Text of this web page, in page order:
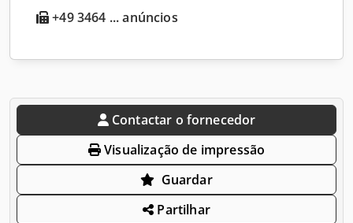
+49 3464 ... anúncios
Contactar o fornecedor
Visualização de impressão
Guardar
Partilhar